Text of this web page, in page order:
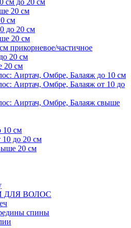
см до 20 см
20 см
см
до 20 см
20 см
прикорневое/частичное
20 см
20 см
Аиртач, Омбре, Балаяж до 10 см
Аиртач, Омбре, Балаяж от 10 до
Аиртач, Омбре, Балаяж свыше
10 см
10 до 20 см
20 см
ДЛЯ ВОЛОС
спины